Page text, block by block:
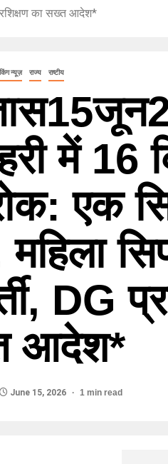
का सख्त आदेश*
न्यूज़ राज्य राष्टीय
में 16
एक
महिला
DG
आदेश*
June 15, 2026 1 min read